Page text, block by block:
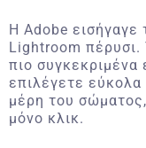
H Adobe
Lightroom πέρυσι.
πιο συγκεκριμένα
επιλέγετε
μέρη του
μόνο κλικ.